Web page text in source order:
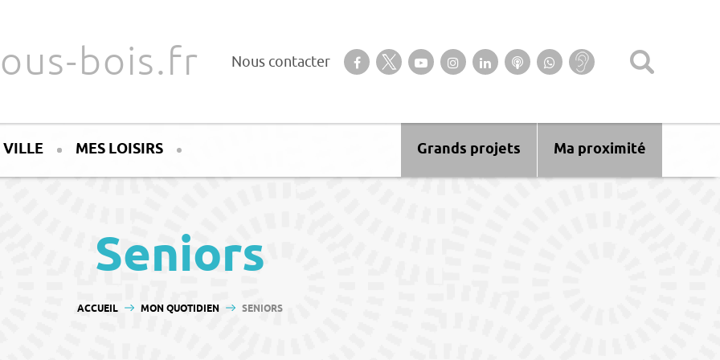
bois.fr Nous contacter Suivez-nous sur notre page Facebook
Suivez-nous sur Twitter
Suivez-nous sur YouTube
Suivez-nous sur Instagram
Retrouvez-nous sur Linkedin
Ecoutez nos Podcasts
Suivez-nous sur
WhatsApp
Baisse
d’audition ?
MES LOISIRS Ma proximité
Grands projets
Seniors
VOUS ÊTES ICI :
ACCUEIL MON QUOTIDIEN SENIORS